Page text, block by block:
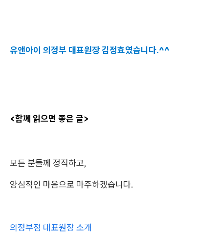
유앤아이 의정부 대표원장 김정효였습니다.^^
<함께 읽으면 좋은 글>
모든 분들께 정직하고,
양심적인 마음으로 마주하겠습니다.
의정부점 대표원장 소개